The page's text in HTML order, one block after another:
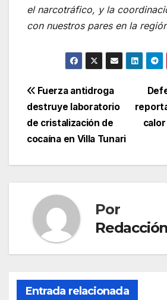
el narcotráfico, y la
con nuestros pares en la
Navegación
de
entradas
Fuerza antidroga
destruye laboratorio
de cristalización de
cocaína en Villa Tunari
Por
Entrada relacionada